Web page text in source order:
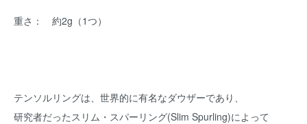
重さ： 約2g（1つ）
テンソルリングは、世界的に有名なダウザーであり、
研究者だったスリム・スパーリング(Slim Spurling)によって